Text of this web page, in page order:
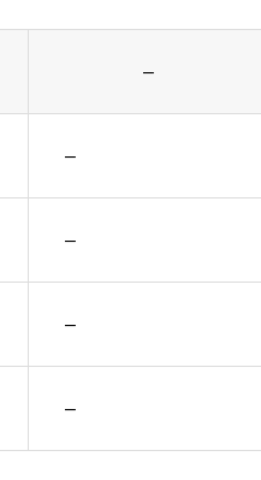
–
–
–
–
–